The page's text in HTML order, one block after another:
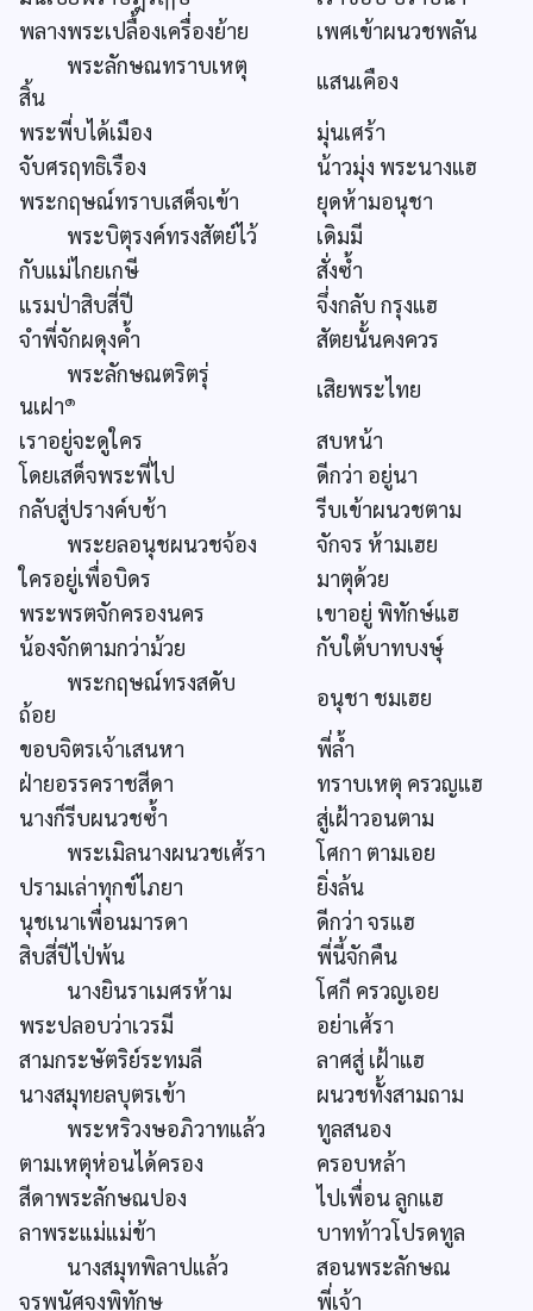
พลางพระเปลื้องเครื่องย้าย
เพศเข้าผนวชพลัน
พระลักษณทราบเหตุ
สิ้น
แสนเคือง
พระพี่บได้เมือง
มุ่นเศร้า
จับศรฤทธิเรือง
น้าวมุ่ง พระนางแฮ
พระกฤษณ์ทราบเสด็จเข้า
ยุดห้ามอนุชา
พระบิตุรงค์ทรงสัตย์ไว้
เดิมมี
กับแม่ไกยเกษี
สั่งซ้ำ
แรมป่าสิบสี่ปี
จึ่งกลับ กรุงแฮ
จำพี่จักผดุงค้ำ
สัตยนั้นคงควร
พระลักษณตริตรุ่
นเฝา๑
เสิยพระไทย
เราอยู่จะดูใคร
สบหน้า
โดยเสด็จพระพี่ไป
ดีกว่า อยู่นา
กลับสู่ปรางค์บช้า
รีบเข้าผนวชตาม
พระยลอนุชผนวชจ้อง
จักจร ห้ามเฮย
ใครอยู่เพื่อบิดร
มาตุด้วย
พระพรตจักครองนคร
เขาอยู่ พิทักษ์แฮ
น้องจักตามกว่าม้วย
กับใต้บาทบงษุ์
พระกฤษณ์ทรงสดับ
ถ้อย
อนุชา ชมเฮย
ขอบจิตรเจ้าเสนหา
พี่ล้ำ
ฝ่ายอรรคราชสีดา
ทราบเหตุ ครวญแฮ
นางก็รีบผนวชซ้ำ
สู่เฝ้าวอนตาม
พระเมิลนางผนวชเศ้รา
โศกา ตามเอย
ปรามเล่าทุกข์ไภยา
ยิ่งล้น
นุชเนาเพื่อนมารดา
ดีกว่า จรแฮ
สิบสี่ปีไป่พ้น
พี่นี้จักคืน
นางยินราเมศรห้าม
โศกี ครวญเอย
พระปลอบว่าเวรมี
อย่าเศ้รา
สามกระษัตริย์ระทมลี
ลาศสู่ เฝ้าแฮ
นางสมุทยลบุตรเข้า
ผนวชทั้งสามถาม
พระหริวงษอภิวาทแล้ว
ทูลสนอง
ตามเหตุห่อนได้ครอง
ครอบหล้า
สีดาพระลักษณปอง
ไปเพื่อน ลูกแฮ
ลาพระแม่แม่ข้า
บาทท้าวโปรดทูล
นางสมุทพิลาปแล้ว
สอนพระลักษณ
จรพนัศจงพิทักษ
พี่เจ้า